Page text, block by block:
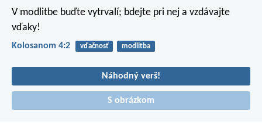
V modlitbe buďte vytrvalí; bdejte pri nej a vzdávajte
vďaky!
Kolosanom 4:2 vďačnosť modlitba
Náhodný verš!
S obrázkom